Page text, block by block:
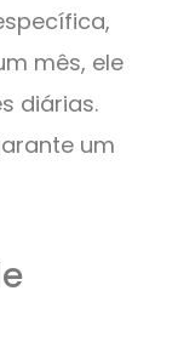
mês, ele
diárias.
um